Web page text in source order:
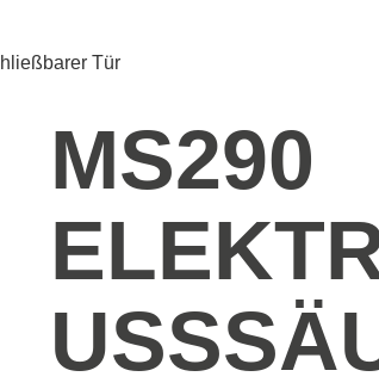
Tür
MS290